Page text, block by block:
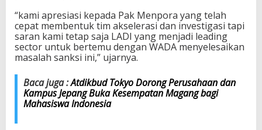
“kami apresiasi kepada Pak Menpora yang telah
cepat membentuk tim akselerasi dan investigasi tapi
saran kami tetap saja LADI yang menjadi leading
sector untuk bertemu dengan WADA menyelesaikan
masalah sanksi ini,” ujarnya.
Baca juga :Atdikbud Tokyo Dorong Perusahaan dan
Kampus Jepang Buka Kesempatan Magang bagi
Mahasiswa Indonesia